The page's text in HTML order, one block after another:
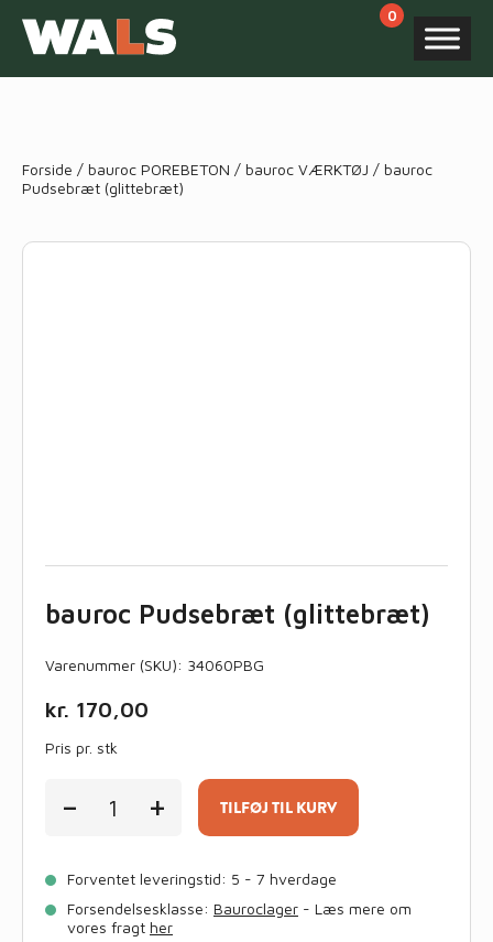
Forside / bauroc POREBETON / bauroc VÆRKTØJ / bauroc
Pudsebræt (glittebræt)
bauroc Pudsebræt (glittebræt)
Varenummer (SKU): 34060PBG
kr. 170,00
Pris pr. stk
-
Pudsebræt
+ TILFØJ TIL KURV
Forventet leveringstid: 5 - 7 hverdage
Forsendelsesklasse: Bauroclager - Læs mere om
vores fragt her